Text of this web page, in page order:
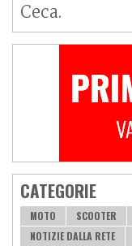
Ceca.
CATEGORIE
MOTO SCOOTER
NOTIZIE DALLA RETE